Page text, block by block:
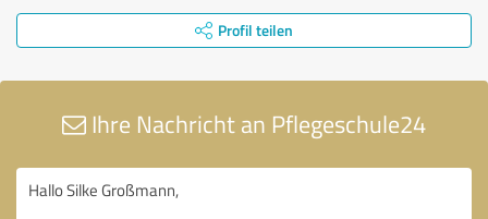
Profil teilen
Ihre Nachricht an Pflegeschule24